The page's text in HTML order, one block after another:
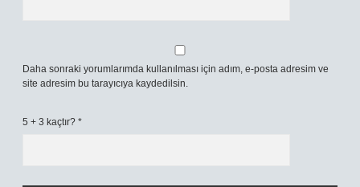
Daha sonraki yorumlarımda kullanılması için adım, e-posta adresim ve
site adresim bu tarayıcıya kaydedilsin.
5 + 3 kaçtır? *